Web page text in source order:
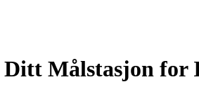
Ditt Målstasjon for